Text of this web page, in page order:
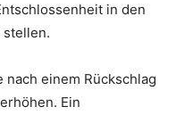
in den
stellen.
einem Rückschlag
Ein